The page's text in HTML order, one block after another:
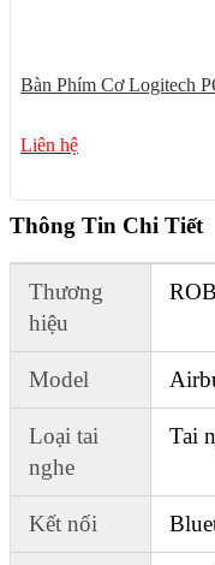
Bàn Phím Cơ Logitech
Liên hệ
Thông Tin Chi Tiết
Thương
hiệu
Model
Loại tai
nghe
Tai
Kết nối